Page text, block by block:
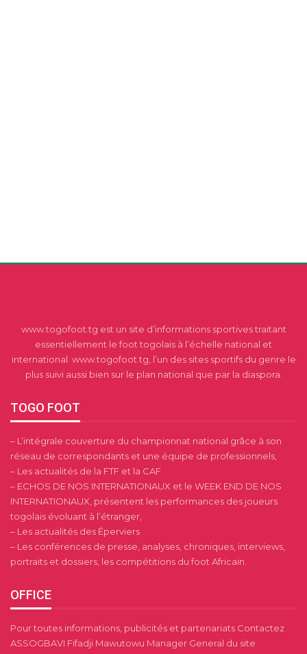
www.togofoot.tg est un site d’informations sportives traitant
essentiellement le foot togolais à l’échelle national et
international. www.togofoot.tg, l’un des sites sportifs du genre le
plus suivi aussi bien sur le plan national que par la diaspora.
TOGO FOOT
– L’intégrale couverture du championnat national grâce à son
réseau de correspondants et une équipe de professionnels,
– Les actualités de la FTF et la CAF
– ECHOS DE NOS INTERNATIONAUX et le WEEK END DE NOS
INTERNATIONAUX, présentent les performances des joueurs
togolais évoluant à l’étranger,
– Les actualités des Éperviers
– Les conférences de presse, analyses, chroniques, interviews,
portraits et dossiers, les compétitions du foot Africain.
OFFICE
Pour toutes informations, publicités et partenariats Contactez
ASSOGBAVI Fifadji Mawutowu Manager General du site